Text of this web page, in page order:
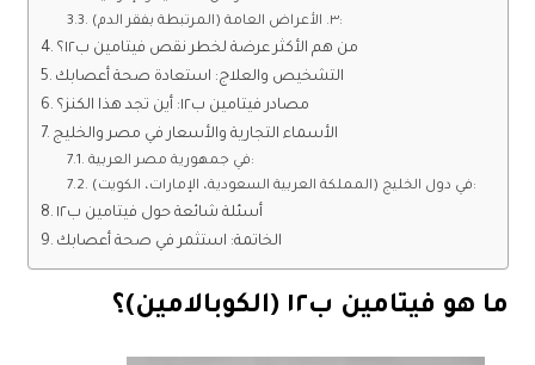
٣. الأعراض العامة (المرتبطة بفقر الدم):
من هم الأكثر عرضة لخطر نقص فيتامين ب١٢؟
التشخيص والعلاج: استعادة صحة أعصابك
مصادر فيتامين ب١٢: أين تجد هذا الكنز؟
الأسماء التجارية والأسعار في مصر والخليج
في جمهورية مصر العربية:
في دول الخليج (المملكة العربية السعودية، الإمارات، الكويت):
أسئلة شائعة حول فيتامين ب١٢
الخاتمة: استثمر في صحة أعصابك
ما هو فيتامين ب١٢ (الكوبالامين)؟